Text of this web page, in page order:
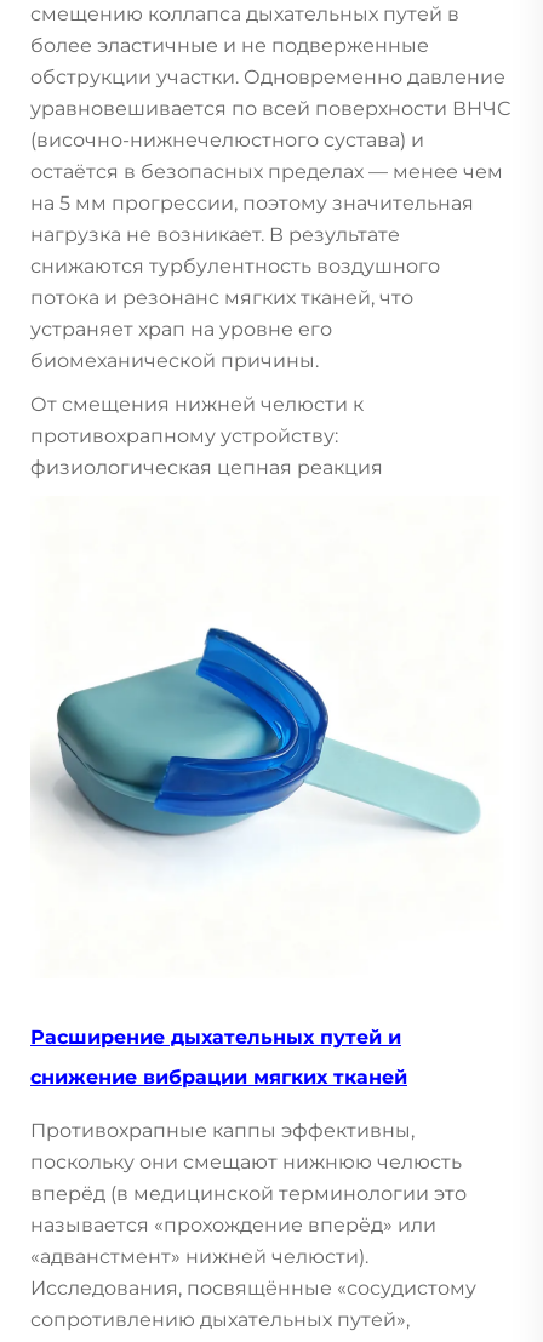
смещению коллапса дыхательных путей в
более эластичные и не подверженные
обструкции участки. Одновременно давление
уравновешивается по всей поверхности ВНЧС
(височно-нижнечелюстного сустава) и
остаётся в безопасных пределах — менее чем
на 5 мм прогрессии, поэтому значительная
нагрузка не возникает. В результате
снижаются турбулентность воздушного
потока и резонанс мягких тканей, что
устраняет храп на уровне его
биомеханической причины.
От смещения нижней челюсти к
противохрапному устройству:
физиологическая цепная реакция
Расширение дыхательных путей и
снижение вибрации мягких тканей
Противохрапные каппы эффективны,
поскольку они смещают нижнюю челюсть
вперёд (в медицинской терминологии это
называется «прохождение вперёд» или
«адванстмент» нижней челюсти).
Исследования, посвящённые «сосудистому
сопротивлению дыхательных путей»,